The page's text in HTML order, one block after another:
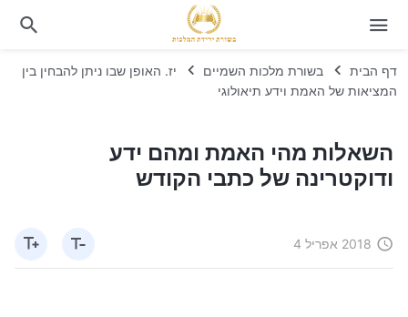
דף הבית בשורת מלכות השמיים
יז. האופן שבו ניתן להבחין בין
המציאות של האמת וידע תיאולוגי
השאלות מהי האמת ומהם ידע
ודוקטרינה של כתבי הקודש
2018 אפריל 4